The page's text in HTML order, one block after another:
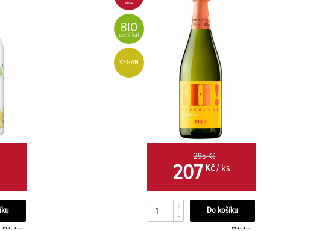
BIO
certifikát
VEGAN
295 Kč
207Kč/ ks
+
-